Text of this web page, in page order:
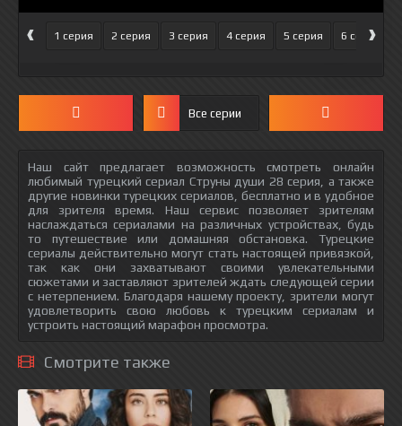
‹ 1 серия 2 серия 3 серия 4 серия 5 серия 6 серия
›
Все серии
Наш сайт предлагает возможность смотреть онлайн
любимый турецкий сериал Струны души 28 серия, а также
другие новинки турецких сериалов, бесплатно и в удобное
для зрителя время. Наш сервис позволяет зрителям
наслаждаться сериалами на различных устройствах, будь
то путешествие или домашняя обстановка. Турецкие
сериалы действительно могут стать настоящей привязкой,
так как они захватывают своими увлекательными
сюжетами и заставляют зрителей ждать следующей серии
с нетерпением. Благодаря нашему проекту, зрители могут
удовлетворить свою любовь к турецким сериалам и
устроить настоящий марафон просмотра.
Смотрите также